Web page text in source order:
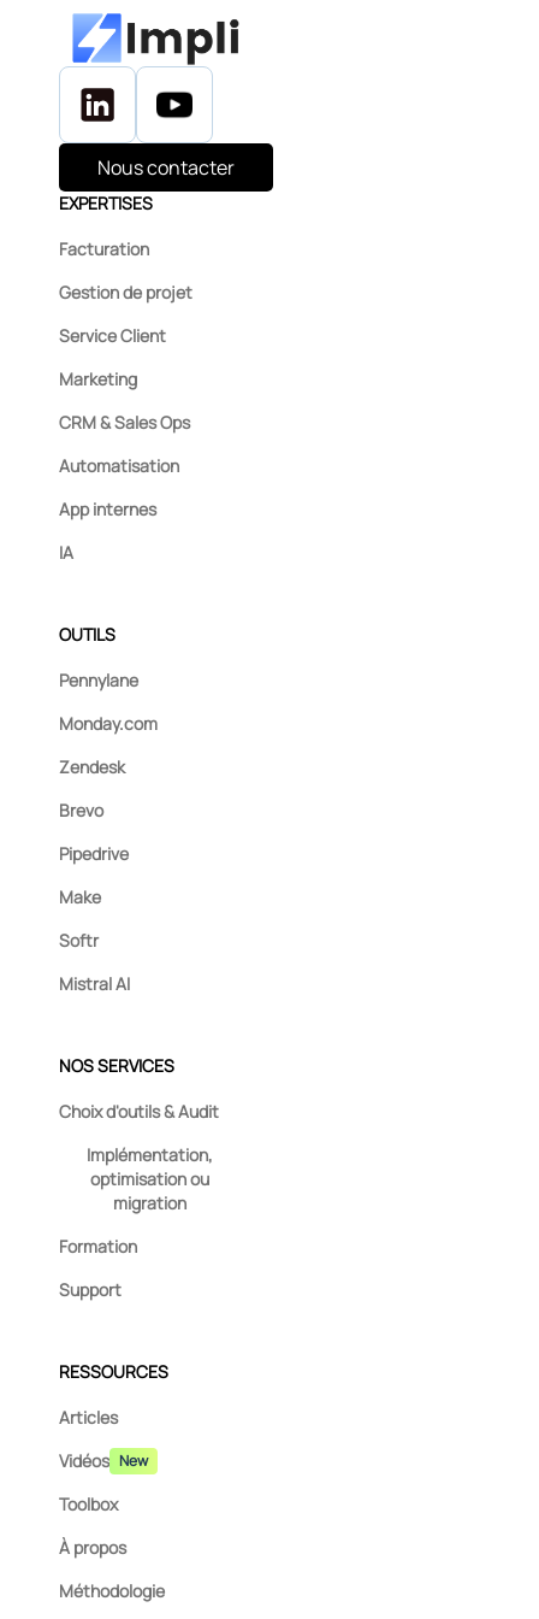
Nous contacter
EXPERTISES
Facturation
Gestion de projet
Service Client
Marketing
CRM & Sales Ops
Automatisation
App internes
IA
OUTILS
Pennylane
Monday.com
Zendesk
Brevo
Pipedrive
Make
Softr
Mistral AI
NOS SERVICES
Choix d'outils & Audit
Implémentation,
optimisation ou
migration
Formation
Support
RESSOURCES
Articles
Vidéos New
Toolbox
À propos
Méthodologie